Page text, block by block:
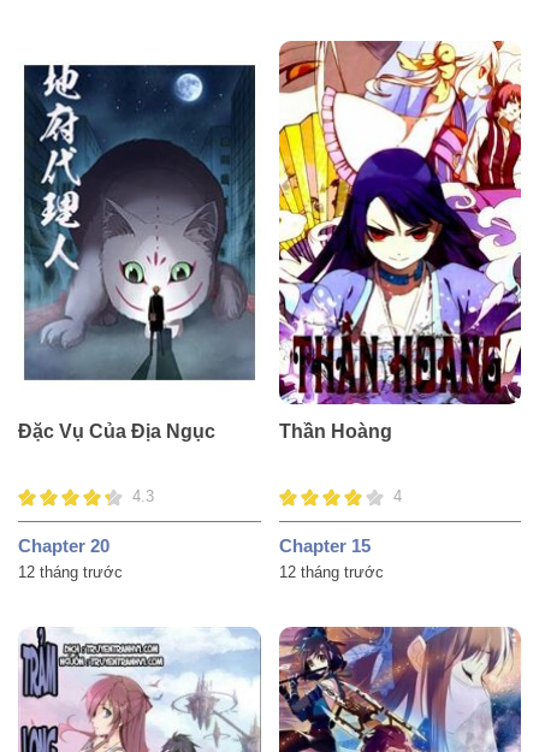
Đặc Vụ Của Địa Ngục
4.3
Chapter 20
12 tháng trước
Thần Hoàng
4
Chapter 15
12 tháng trước